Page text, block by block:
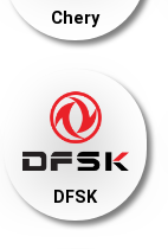
Chery
DFSK